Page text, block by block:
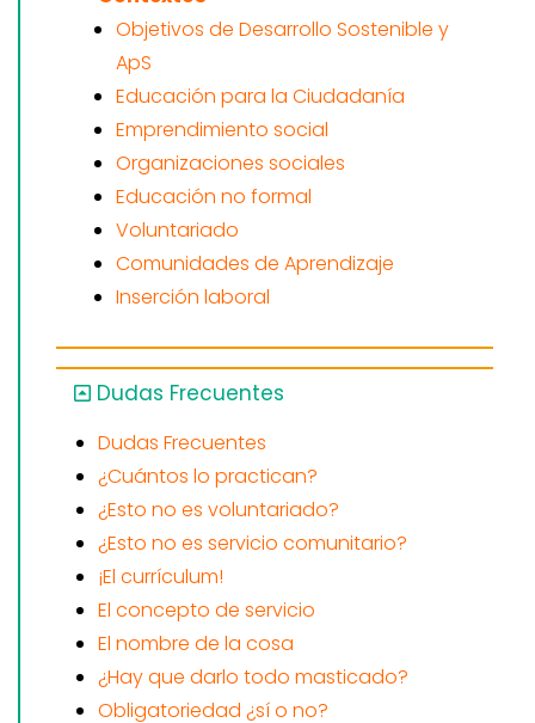
Objetivos de Desarrollo Sostenible y
ApS
Educación para la Ciudadanía
Emprendimiento social
Organizaciones sociales
Educación no formal
Voluntariado
Comunidades de Aprendizaje
Inserción laboral
Dudas Frecuentes
Dudas Frecuentes
¿Cuántos lo practican?
¿Esto no es voluntariado?
¿Esto no es servicio comunitario?
¡El currículum!
El concepto de servicio
El nombre de la cosa
¿Hay que darlo todo masticado?
Obligatoriedad ¿sí o no?